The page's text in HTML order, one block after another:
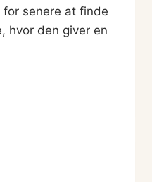
senere at finde
hvor den giver en